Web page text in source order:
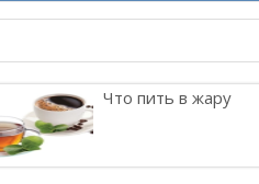
Что пить в жару